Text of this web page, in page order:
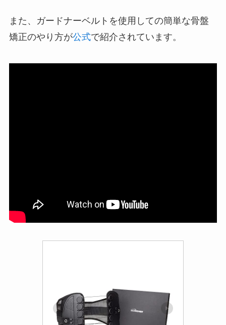
また、ガードナーベルトを使用しての簡単な骨盤
矯正のやり方が公式で紹介されています。